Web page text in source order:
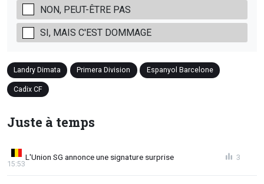
NON, PEUT-ÊTRE PAS
SI, MAIS C'EST DOMMAGE
Landry Dimata Primera Division Espanyol Barcelone
Cadix CF
Juste à temps
L'Union SG annonce une signature surprise
15:53
3